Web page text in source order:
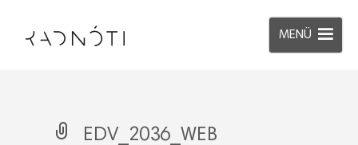
MENÜ
EDV_2036_WEB